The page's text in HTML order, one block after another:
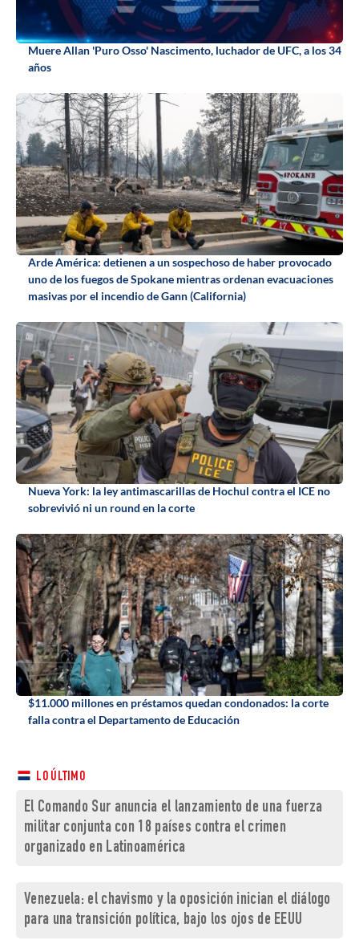
Muere Allan 'Puro Osso' Nascimento, luchador de UFC, a los 34
años
Arde América: detienen a un sospechoso de haber provocado
uno de los fuegos de Spokane mientras ordenan evacuaciones
masivas por el incendio de Gann (California)
Nueva York: la ley antimascarillas de Hochul contra el ICE no
sobrevivió ni un round en la corte
$11.000 millones en préstamos quedan condonados: la corte
falla contra el Departamento de Educación
LO ÚLTIMO
El Comando Sur anuncia el lanzamiento de una fuerza
militar conjunta con 18 países contra el crimen
organizado en Latinoamérica
Venezuela: el chavismo y la oposición inician el diálogo
para una transición política, bajo los ojos de EEUU